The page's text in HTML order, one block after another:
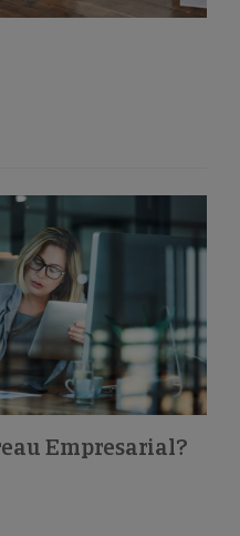
Empresarial?